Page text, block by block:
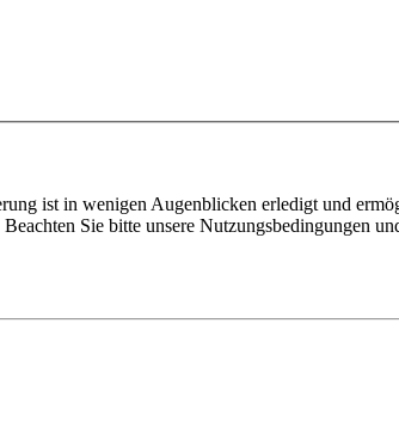
ist in wenigen Augenblicken erledigt und
Sie bitte unsere Nutzungsbedingungen